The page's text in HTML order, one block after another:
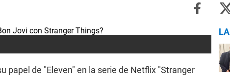
papel de "Eleven" en la serie de Netflix "Stranger